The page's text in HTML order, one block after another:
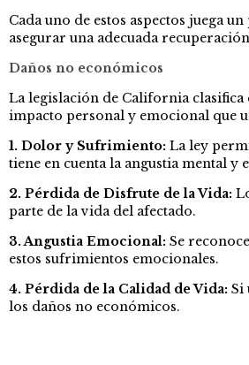
Cada uno de estos aspectos juega
asegurar una adecuada
Daños no económicos
La legislación de California clasifica
impacto personal y emocional que
1. Dolor y Sufrimiento: La ley
tiene en cuenta la angustia mental
2. Pérdida de Disfrute de la Vida:
parte de la vida del afectado.
3. Angustia Emocional: Se
estos sufrimientos emocionales.
4. Pérdida de la Calidad de Vida: Si
los daños no económicos.